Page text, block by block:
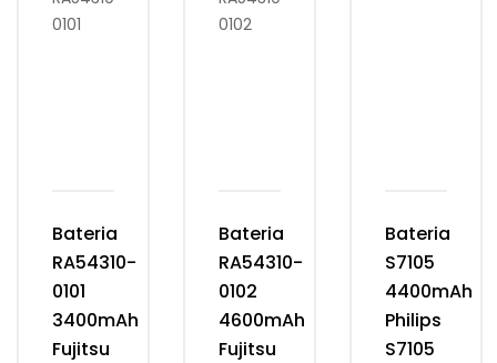
Bateria
RA54310-
0101
3400mAh
Fujitsu
Bateria
RA54310-
0102
4600mAh
Fujitsu
Bateria
S7105
4400mAh
Philips
S7105